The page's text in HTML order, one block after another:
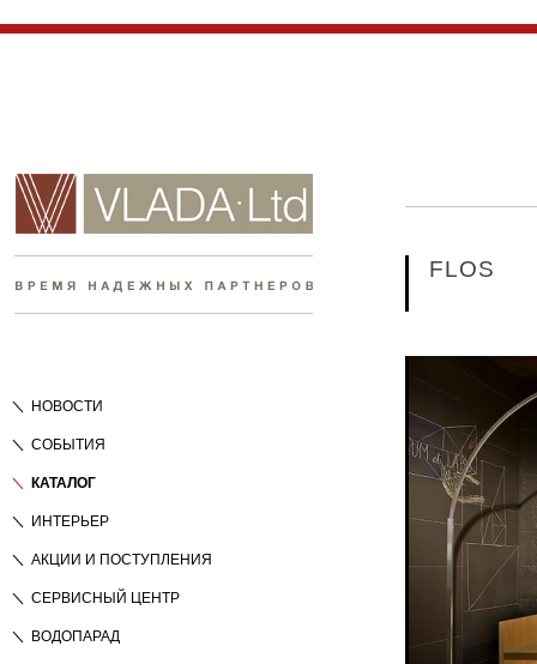
НОВОСТИ
СОБЫТИЯ
КАТАЛОГ
ИНТЕРЬЕР
АКЦИИ И ПОСТУПЛЕНИЯ
СЕРВИСНЫЙ ЦЕНТР
ВОДОПАРАД
FLOS